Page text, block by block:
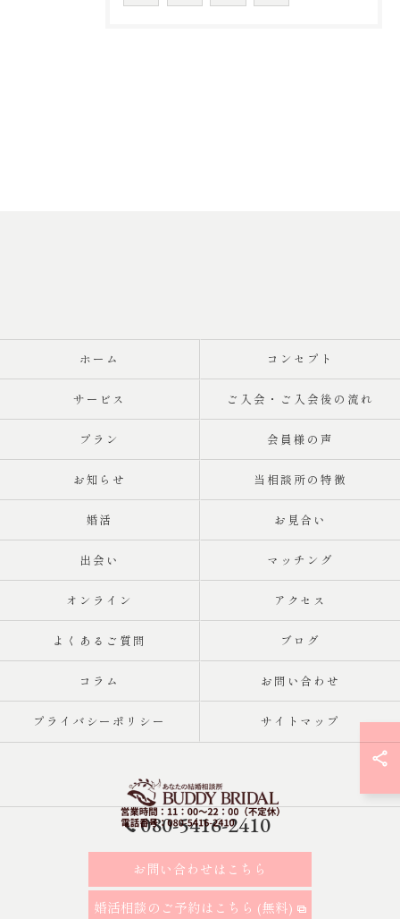
080-5416-2410
お問い合わせはこちら
婚活相談のご予約はこちら (無料)
ホーム コンセプト
サービス ご入会・ご入会後の流れ
プラン 会員様の声
お知らせ 当相談所の特徴
婚活 お見合い
出会い マッチング
オンライン アクセス
よくあるご質問 ブログ
コラム お問い合わせ
プライバシーポリシー サイトマップ
© 2026 東京都・大田区の結婚相談所｜再婚・20代30代の婚活なら
「BUDDY BRIDAL 東京」 ALL RIGHTS RESERVED. ALL RIGHTS
RESERVED.